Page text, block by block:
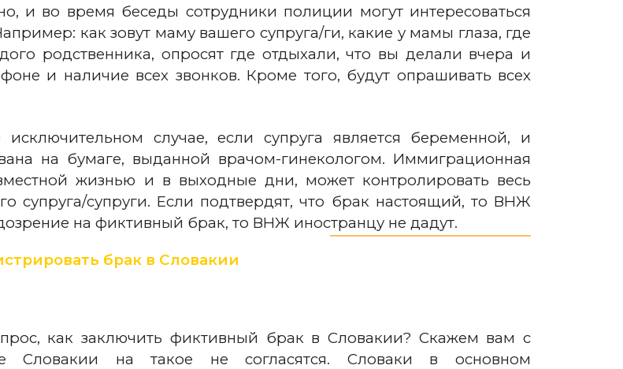
и во время беседы сотрудники полиции могут интересоваться
как зовут маму вашего супруга/ги, какие у мамы глаза, где
родственника, опросят где отдыхали, что вы делали вчера и
и наличие всех звонков. Кроме того, будут опрашивать всех
случае, если супруга является беременной, и
на бумаге, выданной врачом-гинекологом. Иммиграционная
жизнью и в выходные дни, может контролировать весь
супруга/супруги. Если подтвердят, что брак настоящий, то ВНЖ
на фиктивный брак, то ВНЖ иностранцу не дадут.
брак в Словакии
как заключить фиктивный брак в Словакии? Скажем вам с
Словакии на такое не согласятся. Словаки в основном